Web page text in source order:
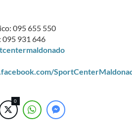
095 655 550
095 931 646
0